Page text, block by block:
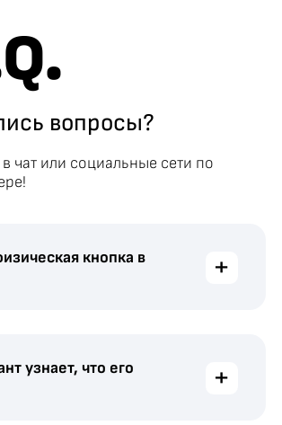
вопросы?
чат или социальные сети по
+
кнопка в
+
узнает, что его